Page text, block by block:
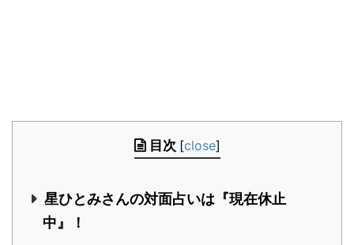
目次 [close]
星ひとみさんの対面占いは『現在休止
中』！